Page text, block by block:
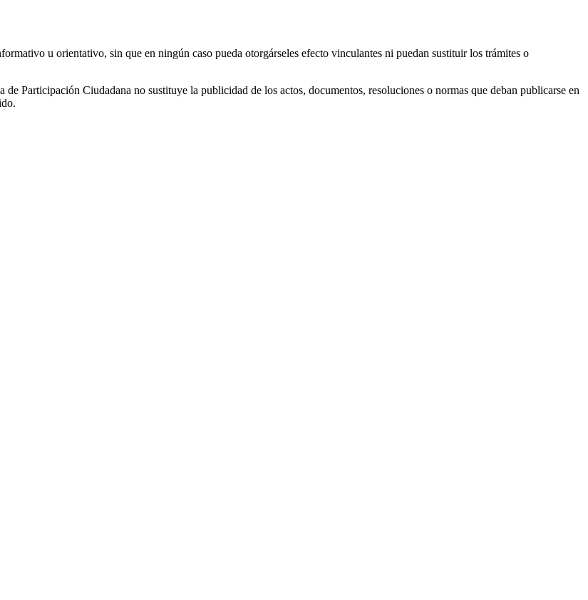
u orientativo, sin que en ningún caso pueda otorgárseles efecto vinculantes ni puedan sustituir los trámites o
Participación Ciudadana no sustituye la publicidad de los actos, documentos, resoluciones o normas que deban publicarse en